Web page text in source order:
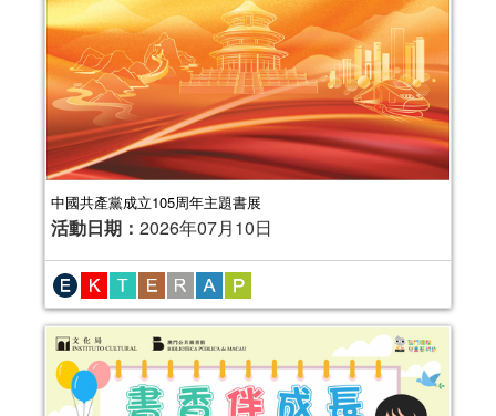
中國共產黨成立105周年主題書展
活動日期： 2026年07月10日